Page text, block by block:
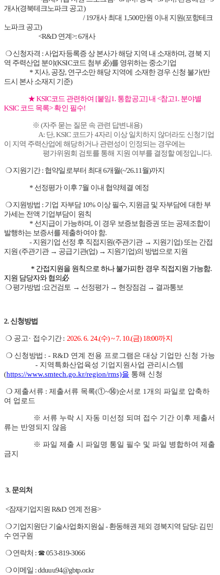
개사(경북테크노파크 공고)
/ 19개사 최대 1,500만원 이내 지원(포항테크
노파크 공고)
<R&D 연계>: 6개사
❍ 신청자격 : 사업자등록증 상 본사가 해당 지역 내 소재하며, 경북 지
역 주력산업 분야(KSIC코드 첨부 必)를 영위하는 중소기업
* 지사, 공장, 연구소만 해당 지역에 소재한 경우 신청 불가(반
드시 본사 소재지 기준)
★ KSIC코드 관련하여 [붙임1. 통합공고] 내 <참고1. 분야별
KSIC 코드 목록> 확인 필수!
※ (자주 묻는 질문 속 관련 답변내용)
A: 단, KSIC 코드가 4자리 이상 일치하지 않더라도 신청기업
이 지역 주력산업에 해당하거나 관련성이 인정되는 경우에는
평가위원회 검토를 통해 지원 여부를 결정할 예정입니다.
❍ 지원기간 : 협약일로부터 최대 6개월(~'26.11월)까지
* 선정평가 이후 7월 이내 협약체결 예정
❍ 지원방법 : 기업 자부담 10% 이상 필수, 지원금 및 자부담에 대한 부
가세는 전액 기업부담이 원칙
* 선지급이 가능하며, 이 경우 보증보험증권 또는 공제조합이
발행하는 보증서를 제출하여야 함.
- 지원기업 선정 후 직접지원(주관기관 → 지원기업) 또는 간접
지원 (주관기관 → 공급기관(업) → 지원기업)의 방법으로 지원
* 간접지원을 원칙으로 하나 불가피한 경우 직접지원 가능함.
지원 담당자와 협의必
❍ 평가방법 :요건검토 → 선정평가 → 현장점검 → 결과통보
2. 신청방법
❍ 공고· 접수기간:2026. 6. 24.(수) ~ 7. 10.(금) 18:00까지
❍ 신청방법 : - R&D 연계 전용 프로그램은 대상 기업만 신청 가능
- 지역특화산업육성 기업지원사업 관리시스템
(https://www.smtech.go.kr/region/rms)을 통해 신청
❍ 제출서류 : 제출서류 목록(①~⑭)순서로 1개의 파일로 압축하
여 업로드
※ 서류 누락 시 자동 미선정 되며 접수 기간 이후 제출서
류는 반영되지 않음
※ 파일 제출 시 파일명 통일 필수 및 파일 병합하여 제출
금지
3. 문의처
<잠재기업지원 R&D 연계 전용>
❍ 기업지원단 기술사업화지원실 - 환동해권 제외 경북지역 담당: 김민
수 연구원
❍ 연락처 : ☎053-819-3066
❍ 이메일 : dduuu94@gbtp.or.kr